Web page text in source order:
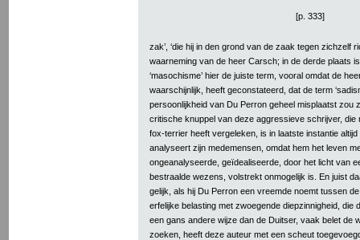
[p. 333]
zak’, ‘die hij in den grond van de zaak tegen zichzelf
waarneming van de heer Carsch; in de derde plaats
‘masochisme’ hier de juiste term, vooral omdat de
waarschijnlijk, heeft geconstateerd, dat de term
persoonlijkheid van Du Perron geheel misplaatst zou
critische knuppel van deze aggressieve schrijver, die
fox-terrier heeft vergeleken, is in laatste instantie
analyseert zijn medemensen, omdat hem het leven
ongeanalyseerde, geïdealiseerde, door het licht van
bestraalde wezens, volstrekt onmogelijk is. En juist
gelijk, als hij Du Perron een vreemde noemt tussen
erfelijke belasting met zwoegende diepzinnigheid, die
een gans andere wijze dan de Duitser, vaak belet de
zoeken, heeft deze auteur met een scheut